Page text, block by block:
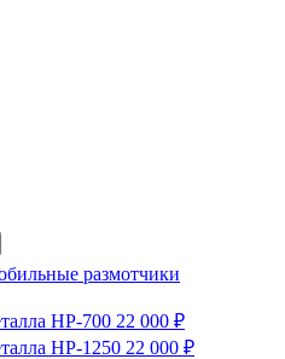
размотчики
HP-700 22 000 ₽
HP-1250 22 000 ₽